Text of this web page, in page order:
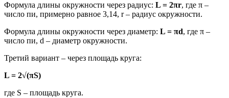
Формула длины окружности через радиус: L = 2πr, где π –
число пи, примерно равное 3,14, r – радиус окружности.
Формула длины окружности через диаметр: L = πd, где π –
число пи, d – диаметр окружности.
Третий вариант – через площадь круга:
L = 2√(πS)
где S – площадь круга.